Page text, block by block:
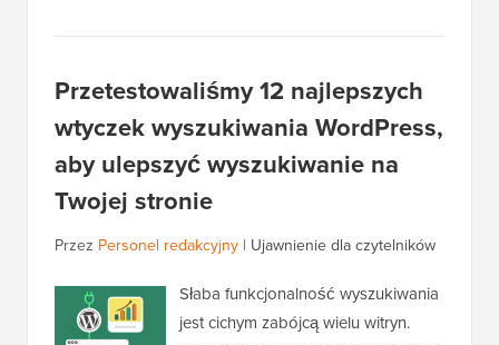
Przetestowaliśmy 12 najlepszych
wtyczek wyszukiwania WordPress,
aby ulepszyć wyszukiwanie na
Twojej stronie
Przez Personel redakcyjny | Ujawnienie dla czytelników
Słaba funkcjonalność wyszukiwania
jest cichym zabójcą wielu witryn.